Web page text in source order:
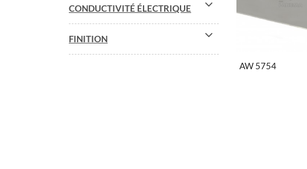
CONDUCTIVITÉ ÉLECTRIQUE
FINITION
AW 5754